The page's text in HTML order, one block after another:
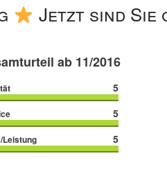
Jetzt sind Sie
ab 11/2016
5
5
Leistung 5